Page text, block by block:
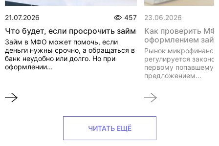
21.07.2026 457
Что будет, если просрочить займ
Займ в МФО может помочь, если
деньги нужны срочно, а обращаться в
банк неудобно или долго. Но при
оформлении...
23.06.2026
Как проверить
оформлением
Рынок
регулируется
первому
предложением...
ЧИТАТЬ ЕЩЁ